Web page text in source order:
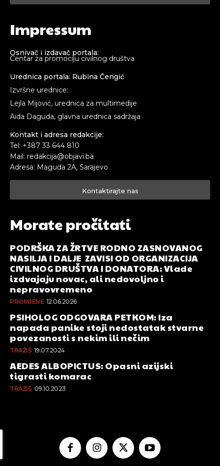
Impressum
Osnivač i izdavač portala:
Centar za promociju civilnog društva
Urednica portala: Rubina Čengić
Izvršne urednice:
Lejla Mijović, urednica za multimedije
Aida Daguda, glavna urednica sadržaja
Kontakt i adresa redakcije:
Tel: +387 33 644 810
Mail: redakcija@objavi.ba
Adresa: Maguda 2A, Sarajevo
Kontaktirajte nas
Morate pročitati
PODRŠKA ZA ŽRTVE RODNO ZASNOVANOG
NASILJA I DALJE ZAVISI OD ORGANIZACIJA
CIVILNOG DRUŠTVA I DONATORA: Vlade
izdvajaju novac, ali nedovoljno i
nepravovremeno
PROMJENE 12.06.2026
PSIHOLOG ODGOVARA PETKOM: Iza
napada panike stoji nedostatak stvarne
povezanosti s nekim ili nečim
TRAŽIŠ 19.07.2024
AEDES ALBOPICTUS: Opasni azijski
tigrasti komarac
TRAŽIŠ 09.10.2023